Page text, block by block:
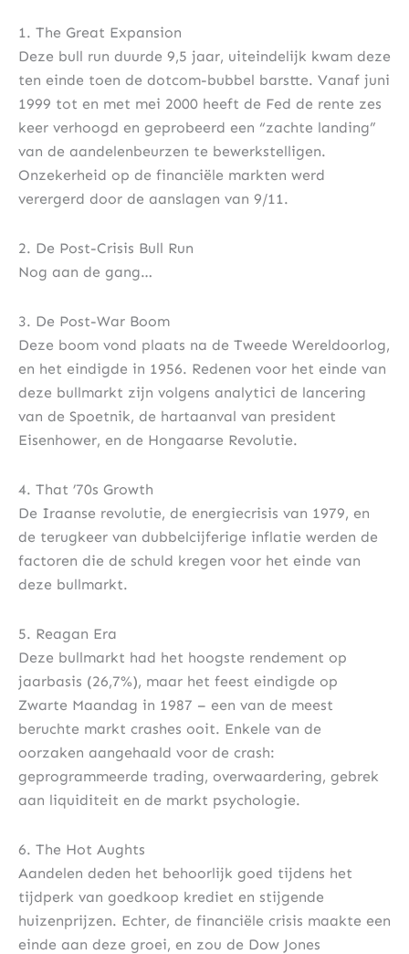
1. The Great Expansion
Deze bull run duurde 9,5 jaar, uiteindelijk kwam deze
ten einde toen de dotcom-bubbel barstte. Vanaf juni
1999 tot en met mei 2000 heeft de Fed de rente zes
keer verhoogd en geprobeerd een “zachte landing”
van de aandelenbeurzen te bewerkstelligen.
Onzekerheid op de financiële markten werd
verergerd door de aanslagen van 9/11.
2. De Post-Crisis Bull Run
Nog aan de gang…
3. De Post-War Boom
Deze boom vond plaats na de Tweede Wereldoorlog,
en het eindigde in 1956. Redenen voor het einde van
deze bullmarkt zijn volgens analytici de lancering
van de Spoetnik, de hartaanval van president
Eisenhower, en de Hongaarse Revolutie.
4. That ’70s Growth
De Iraanse revolutie, de energiecrisis van 1979, en
de terugkeer van dubbelcijferige inflatie werden de
factoren die de schuld kregen voor het einde van
deze bullmarkt.
5. Reagan Era
Deze bullmarkt had het hoogste rendement op
jaarbasis (26,7%), maar het feest eindigde op
Zwarte Maandag in 1987 – een van de meest
beruchte markt crashes ooit. Enkele van de
oorzaken aangehaald voor de crash:
geprogrammeerde trading, overwaardering, gebrek
aan liquiditeit en de markt psychologie.
6. The Hot Aughts
Aandelen deden het behoorlijk goed tijdens het
tijdperk van goedkoop krediet en stijgende
huizenprijzen. Echter, de financiële crisis maakte een
einde aan deze groei, en zou de Dow Jones